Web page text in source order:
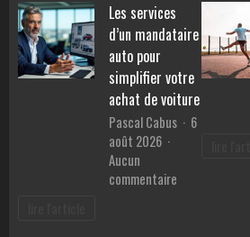
artisanaux
fabriqués
en
Provence
?
Les services
d’un mandataire
auto pour
simplifier votre
achat de voiture
Pascal Cabus
6
août 2026
Aucun
commentaire